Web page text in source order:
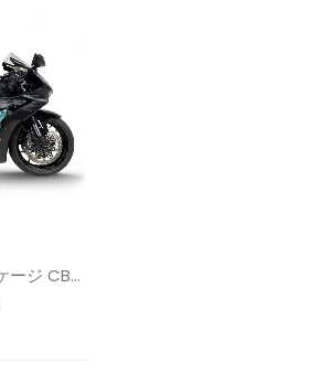
CRAZY IRON スタントケージ CBR1000RR-R / CBR1000RR-SP (20-)